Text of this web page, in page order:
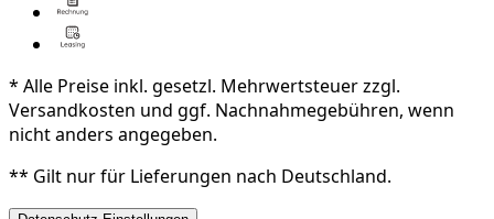
* Alle Preise inkl. gesetzl. Mehrwertsteuer zzgl.
Versandkosten und ggf. Nachnahmegebühren, wenn
nicht anders angegeben.
** Gilt nur für Lieferungen nach Deutschland.